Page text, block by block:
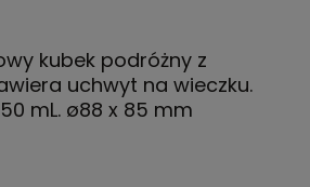
kubek podróżny z
uchwyt na wieczku.
mL. ø88 x 85 mm